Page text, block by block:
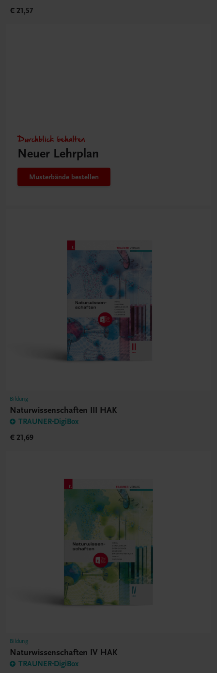
€ 21,57
Durchblick behalten
Neuer Lehrplan
Musterbände bestellen
Bildung
Naturwissenschaften III HAK
TRAUNER-DigiBox
€ 21,69
Bildung
Naturwissenschaften IV HAK
TRAUNER-DigiBox